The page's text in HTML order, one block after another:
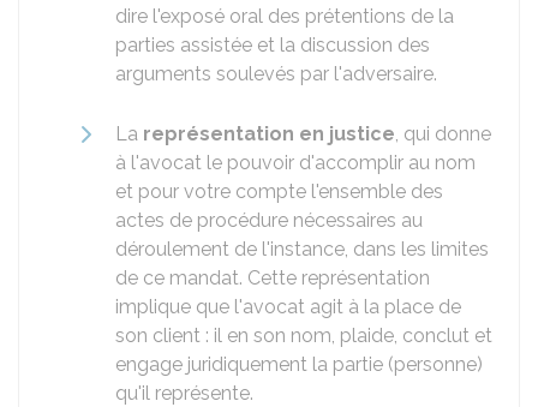
dire l'exposé oral des prétentions de la
parties assistée et la discussion des
arguments soulevés par l'adversaire.
La représentation en justice, qui donne
à l'avocat le pouvoir d'accomplir au nom
et pour votre compte l'ensemble des
actes de procédure nécessaires au
déroulement de l'instance, dans les limites
de ce mandat. Cette représentation
implique que l'avocat agit à la place de
son client : il en son nom, plaide, conclut et
engage juridiquement la partie (personne)
qu'il représente.